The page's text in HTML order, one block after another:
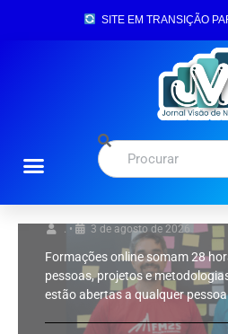
SITE EM TRANSIÇÃO
STARTUP
UNICAMP
CURSOS ONLINE
DE LIDERANÇA
CERTIFICADO
. • 3 de agosto de 2026
Formações online somam 28
pessoas, projetos e
estão abertas a qualquer